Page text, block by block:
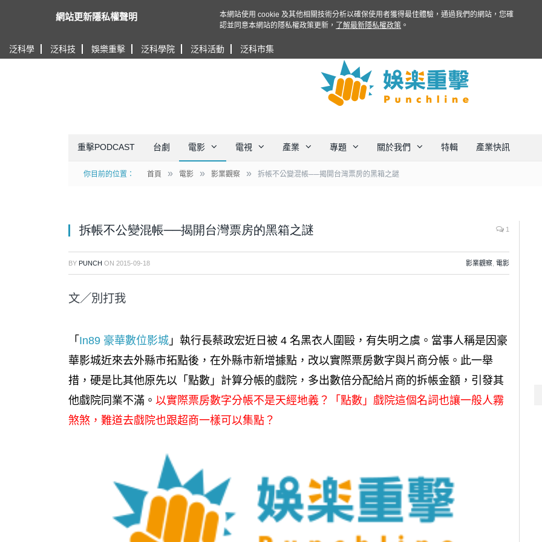
泛科學 泛科技 娛樂重擊 泛科學院 泛科活動 泛科市集
重擊PODCAST 台劇 電影 電視 產業 專題 關於我們 特輯 產業快訊
你目前的位置： 首頁 » 電影 » 影業觀察 » 拆帳不公變混帳──揭開台灣票房的黑箱之謎
拆帳不公變混帳──揭開台灣票房的黑箱之謎 1
BY PUNCH ON 2015-09-18 影業觀察, 電影
文／別打我
「 In89 豪華數位影城 」執行長蔡政宏近日被 4 名黑衣人圍毆，有失明之虞。當事人稱是因豪
華影城近來去外縣市拓點後，在外縣市新增據點，改以實際票房數字與片商分帳。此一舉
措，硬是比其他原先以「點數」計算分帳的戲院，多出數倍分配給片商的拆帳金額，引發其
他戲院同業不滿。 以實際票房數字分帳不是天經地義？「點數」戲院這個名詞也讓一般人霧
煞煞，難道去戲院也跟超商一樣可以集點？
網站更新隱私權聲明
本網站使用 cookie 及其他相關技術分析以確保使用者獲得最佳體驗，通過我們的網站，您確
認並同意本網站的隱私權政策更新，
了解最新隱私權政策 。